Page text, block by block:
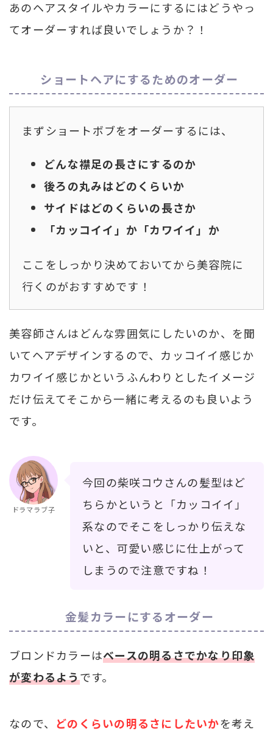
あのヘアスタイルやカラーにするにはどうやっ
てオーダーすれば良いでしょうか？！
ショートヘアにするためのオーダー
まずショートボブをオーダーするには、
どんな襟足の長さにするのか
後ろの丸みはどのくらいか
サイドはどのくらいの長さか
「カッコイイ」か「カワイイ」か
ここをしっかり決めておいてから美容院に
行くのがおすすめです！
美容師さんはどんな雰囲気にしたいのか、を聞
いてヘアデザインするので、カッコイイ感じか
カワイイ感じかというふんわりとしたイメージ
だけ伝えてそこから一緒に考えるのも良いよう
です。
ドラマラブ子
今回の柴咲コウさんの髪型はど
ちらかというと「カッコイイ」
系なのでそこをしっかり伝えな
いと、可愛い感じに仕上がって
しまうので注意ですね！
金髪カラーにするオーダー
ブロンドカラーはベースの明るさでかなり印象
が変わるようです。
なので、 どのくらいの明るさにしたいかを考え